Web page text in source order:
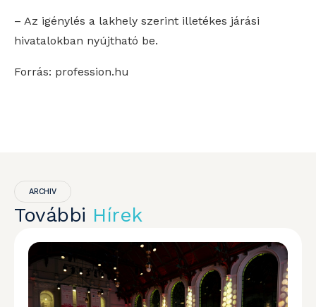
– Az igénylés a lakhely szerint illetékes járási
hivatalokban nyújtható be.
Forrás: profession.hu
ARCHIV
További Hírek